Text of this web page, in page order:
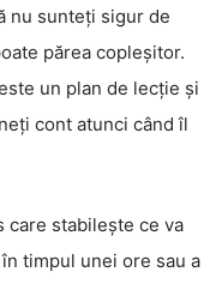
nu sunteți sigur de
părea copleșitor.
un plan de lecție și
cont atunci când îl
care stabilește ce va
timpul unei ore sau a